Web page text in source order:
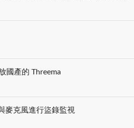
國產的 Threema
麥克風進行盜錄監視